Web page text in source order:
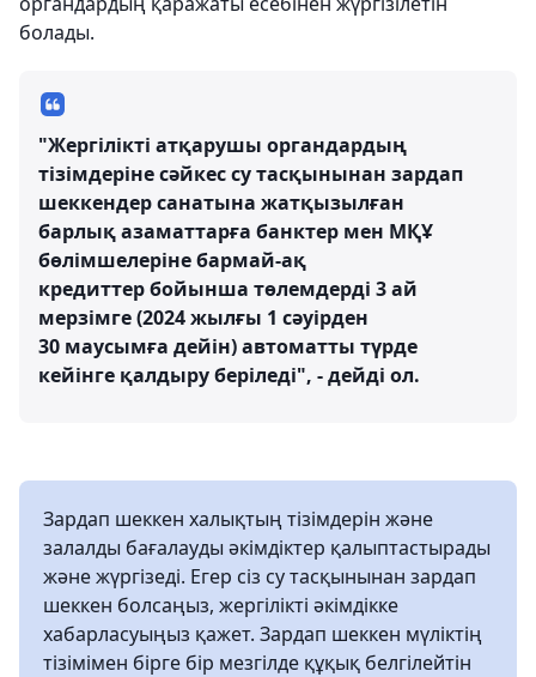
болады.
"Жергілікті атқарушы органдардың
тізімдеріне сәйкес су тасқынынан зардап
шеккендер санатына жатқызылған
барлық азаматтарға банктер мен МҚҰ
бөлімшелеріне бармай-ақ
кредиттер бойынша төлемдерді 3 ай
мерзімге (2024 жылғы 1 сәуірден
30 маусымға дейін) автоматты түрде
кейінге қалдыру беріледі", - дейді ол.
Зардап шеккен халықтың тізімдерін және
залалды бағалауды әкімдіктер қалыптастырады
және жүргізеді. Егер сіз су тасқынынан зардап
шеккен болсаңыз, жергілікті әкімдікке
хабарласуыңыз қажет. Зардап шеккен мүліктің
тізімімен бірге бір мезгілде құқық белгілейтін